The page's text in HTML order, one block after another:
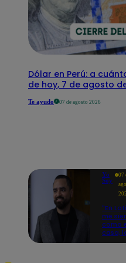
Dólar en Perú: a
de hoy, 7 de agosto
Te ayudo 07 de agosto 2026
Yo
Soy
07
"En
me
como
casa,